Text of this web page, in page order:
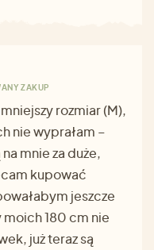
ZAKUP
rozmiar (M),
nie wyprałam –
mnie za duże,
kupować
jeszcze
180 cm nie
już teraz są